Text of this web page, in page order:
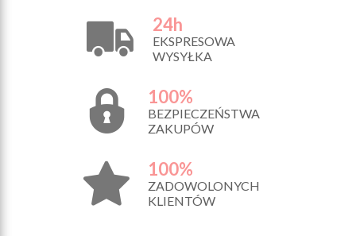
24h
EKSPRESOWA
WYSYŁKA
100%
BEZPIECZEŃSTWA
ZAKUPÓW
100%
ZADOWOLONYCH
KLIENTÓW